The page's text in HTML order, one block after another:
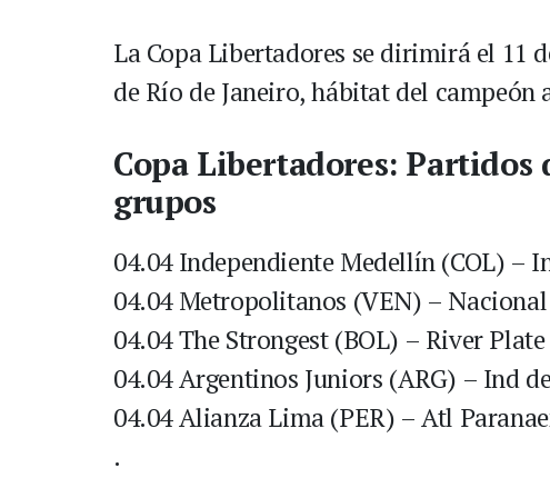
La Copa Libertadores se dirimirá el 11
de Río de Janeiro, hábitat del campeón
Copa Libertadores: Partidos
grupos
04.04 Independiente Medellín (COL) –
04.04 Metropolitanos (VEN) –
04.04 The Strongest (BOL) – River
04.04 Argentinos Juniors (ARG) – Ind
04.04 Alianza Lima (PER) – Atl
.